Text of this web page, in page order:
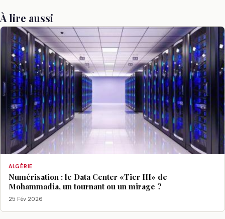
À lire aussi
ALGÉRIE
Numérisation : le Data Center «Tier III» de
Mohammadia, un tournant ou un mirage ?
25 Fév 2026